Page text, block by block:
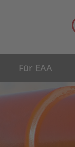
Für EAA